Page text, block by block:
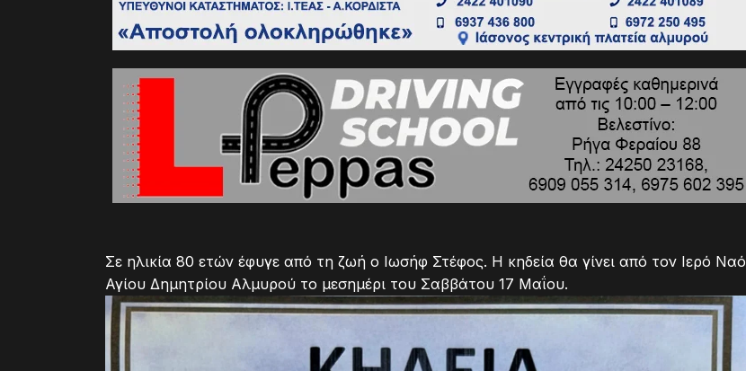
Σε ηλικία 80 ετών έφυγε από τη ζωή ο Ιωσήφ Στέφος. Η κηδεία θα γίνει από τον Ιερό Ναό
Αγίου Δημητρίου Αλμυρού το μεσημέρι του Σαββάτου 17 Μαΐου.